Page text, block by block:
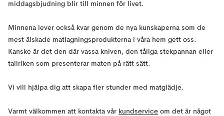
middagsbjudning blir till minnen för livet.
Minnena lever också kvar genom de nya kunskaperna som de
mest älskade matlagningsprodukterna i våra hem gett oss.
Kanske är det den där vassa kniven, den tåliga stekpannan eller
tallriken som presenterar maten på rätt sätt.
Vi vill hjälpa dig att skapa fler stunder med matglädje.
Varmt välkommen att kontakta vår kundservice om det är något